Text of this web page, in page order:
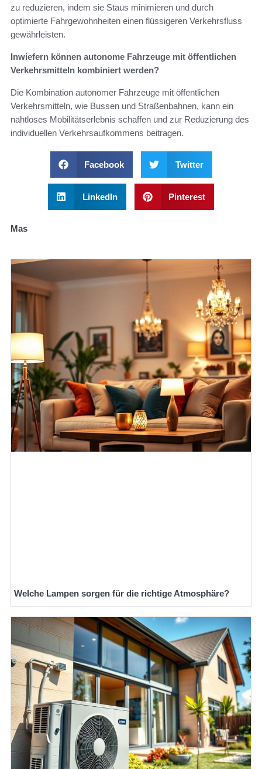
zu reduzieren, indem sie Staus minimieren und durch
optimierte Fahrgewohnheiten einen flüssigeren Verkehrsfluss
gewährleisten.
Inwiefern können autonome Fahrzeuge mit öffentlichen
Verkehrsmitteln kombiniert werden?
Die Kombination autonomer Fahrzeuge mit öffentlichen
Verkehrsmitteln, wie Bussen und Straßenbahnen, kann ein
nahtloses Mobilitätserlebnis schaffen und zur Reduzierung des
individuellen Verkehrsaufkommens beitragen.
Facebook Twitter
LinkedIn Pinterest
Mas
Welche Lampen sorgen für die richtige Atmosphäre?